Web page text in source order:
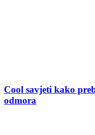
Cool savjeti kako
odmora